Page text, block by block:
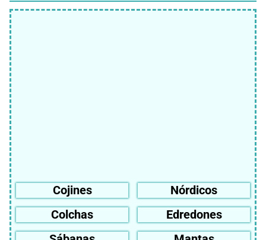
Cojines
Nórdicos
Colchas
Edredones